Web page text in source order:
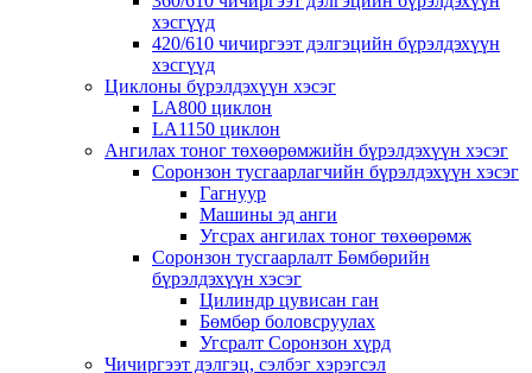
хэсгүүд
420/610 чичиргээт дэлгэцийн бүрэлдэхүүн
хэсгүүд
Циклоны бүрэлдэхүүн хэсэг
LA800 циклон
LA1150 циклон
Ангилах тоног төхөөрөмжийн бүрэлдэхүүн хэсэг
Соронзон тусгаарлагчийн бүрэлдэхүүн хэсэг
Гагнуур
Машины эд анги
Угсрах ангилах тоног төхөөрөмж
Соронзон тусгаарлалт Бөмбөрийн
бүрэлдэхүүн хэсэг
Цилиндр цувисан ган
Бөмбөр боловсруулах
Угсралт Соронзон хүрд
Чичиргээт дэлгэц, сэлбэг хэрэгсэл